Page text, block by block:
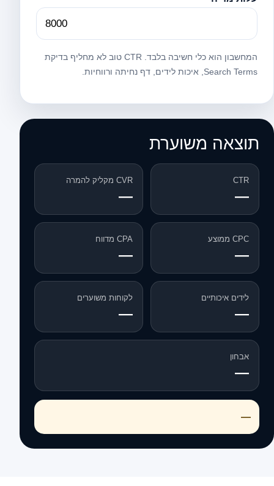
המחשבון הוא כלי חשיבה בלבד. CTR טוב לא מחליף בדיקת
Search Terms, איכות לידים, דף נחיתה ורווחיות.
תוצאה משוערת
CTR
—
CVR מקליק להמרה
—
CPC ממוצע
—
CPA מדווח
—
לידים איכותיים
—
לקוחות משוערים
—
אבחון
—
—